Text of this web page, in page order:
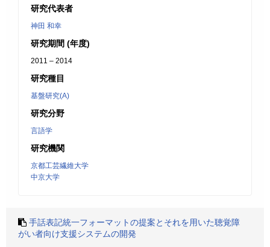
研究代表者
神田 和幸
研究期間 (年度)
2011 – 2014
研究種目
基盤研究(A)
研究分野
言語学
研究機関
京都工芸繊維大学
中京大学
手話表記統一フォーマットの提案とそれを用いた聴覚障
がい者向け支援システムの開発